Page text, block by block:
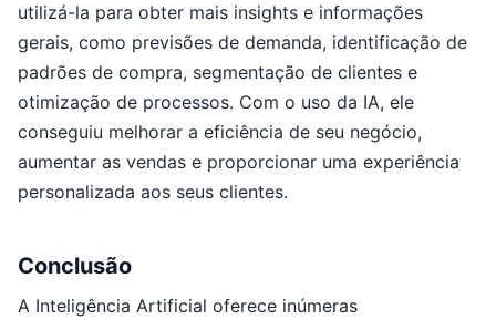
utilizá-la para obter mais insights e informações
gerais, como previsões de demanda, identificação de
padrões de compra, segmentação de clientes e
otimização de processos. Com o uso da IA, ele
conseguiu melhorar a eficiência de seu negócio,
aumentar as vendas e proporcionar uma experiência
personalizada aos seus clientes.
Conclusão
A Inteligência Artificial oferece inúmeras